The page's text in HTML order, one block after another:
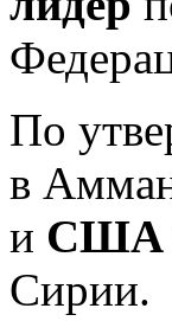
По
в
и США
Сирии.